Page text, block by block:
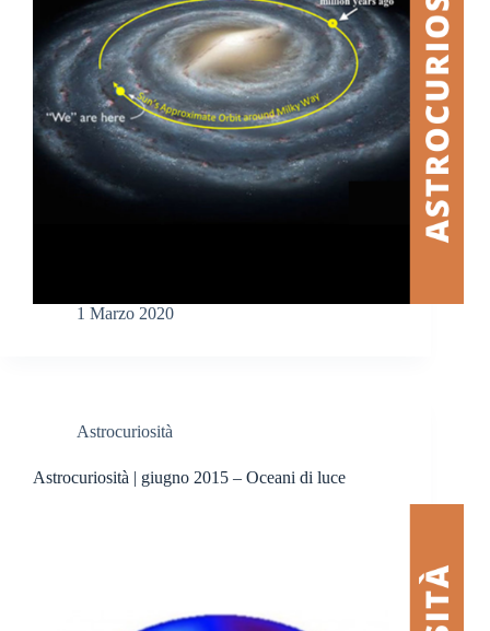
1 Marzo 2020
Astrocuriosità
Astrocuriosità | giugno 2015 – Oceani di luce